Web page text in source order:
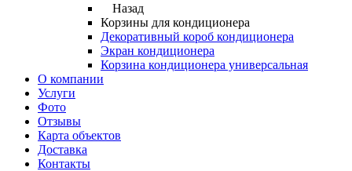
Назад
Корзины для кондиционера
Декоративный короб кондиционера
Экран кондиционера
Корзина кондиционера универсальная
О компании
Услуги
Фото
Отзывы
Карта объектов
Доставка
Контакты